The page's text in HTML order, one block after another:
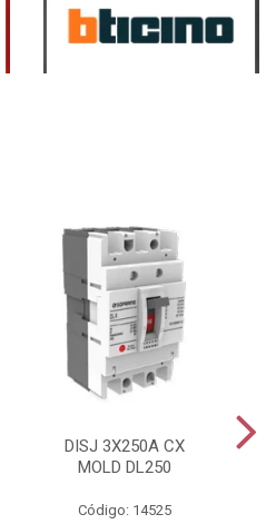
DISJ 3X250A CX
MOLD DL250
Código: 14525